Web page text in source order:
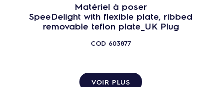
Matériel à poser
SpeeDelight with flexible plate, ribbed
removable teflon plate_UK Plug
COD 603877
VOIR PLUS